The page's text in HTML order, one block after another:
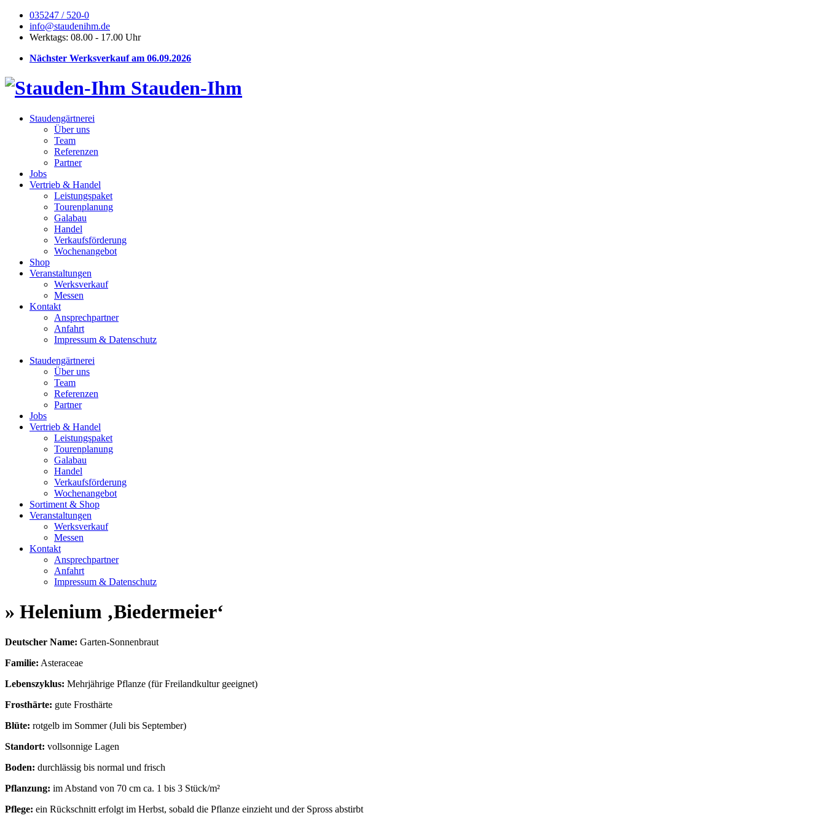
035247 / 520-0
info@staudenihm.de
Werktags: 08.00 - 17.00 Uhr
Nächster Werksverkauf am 06.09.2026
Stauden-Ihm
Staudengärtnerei
Über uns
Team
Referenzen
Partner
Jobs
Vertrieb & Handel
Leistungspaket
Tourenplanung
Galabau
Handel
Verkaufsförderung
Wochenangebot
Shop
Veranstaltungen
Werksverkauf
Messen
Kontakt
Ansprechpartner
Anfahrt
Impressum & Datenschutz
Staudengärtnerei
Über uns
Team
Referenzen
Partner
Jobs
Vertrieb & Handel
Leistungspaket
Tourenplanung
Galabau
Handel
Verkaufsförderung
Wochenangebot
Sortiment & Shop
Veranstaltungen
Werksverkauf
Messen
Kontakt
Ansprechpartner
Anfahrt
Impressum & Datenschutz
» Helenium ‚Biedermeier‘
Deutscher Name: Garten-Sonnenbraut
Familie: Asteraceae
Lebenszyklus: Mehrjährige Pflanze (für Freilandkultur geeignet)
Frosthärte: gute Frosthärte
Blüte: rotgelb im Sommer (Juli bis September)
Standort: vollsonnige Lagen
Boden: durchlässig bis normal und frisch
Pflanzung: im Abstand von 70 cm ca. 1 bis 3 Stück/m²
Pflege: ein Rückschnitt erfolgt im Herbst, sobald die Pflanze einzieht und der Spross abstirbt